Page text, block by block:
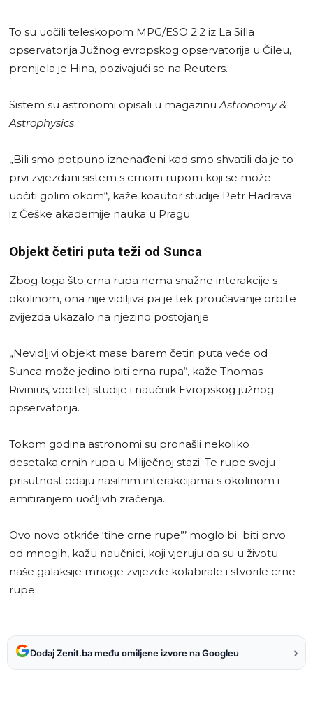
To su uočili teleskopom MPG/ESO 2.2 iz La Silla
opservatorija Južnog evropskog opservatorija u Čileu,
prenijela je Hina, pozivajući se na Reuters.
Sistem su astronomi opisali u magazinuAstronomy &
Astrophysics.
„Bili smo potpuno iznenađeni kad smo shvatili da je to
prvi zvjezdani sistem s crnom rupom koji se može
uočiti golim okom“, kaže koautor studije Petr Hadrava
iz Češke akademije nauka u Pragu.
Objekt četiri puta teži od Sunca
Zbog toga što crna rupa nema snažne interakcije s
okolinom, ona nije vidiljiva pa je tek proučavanje orbite
zvijezda ukazalo na njezino postojanje.
„Nevidljivi objekt mase barem četiri puta veće od
Sunca može jedino biti crna rupa“, kaže Thomas
Rivinius, voditelj studije i naučnik Evropskog južnog
opservatorija.
Tokom godina astronomi su pronašli nekoliko
desetaka crnih rupa u Mliječnoj stazi. Te rupe svoju
prisutnost odaju nasilnim interakcijama s okolinom i
emitiranjem uočljivih zračenja.
Ovo novo otkriće ‘tihe crne rupe”’ moglo bi biti prvo
od mnogih, kažu naučnici, koji vjeruju da su u životu
naše galaksije mnoge zvijezde kolabirale i stvorile crne
rupe.
Dodaj Zenit.ba među omiljene izvore na Googleu ›